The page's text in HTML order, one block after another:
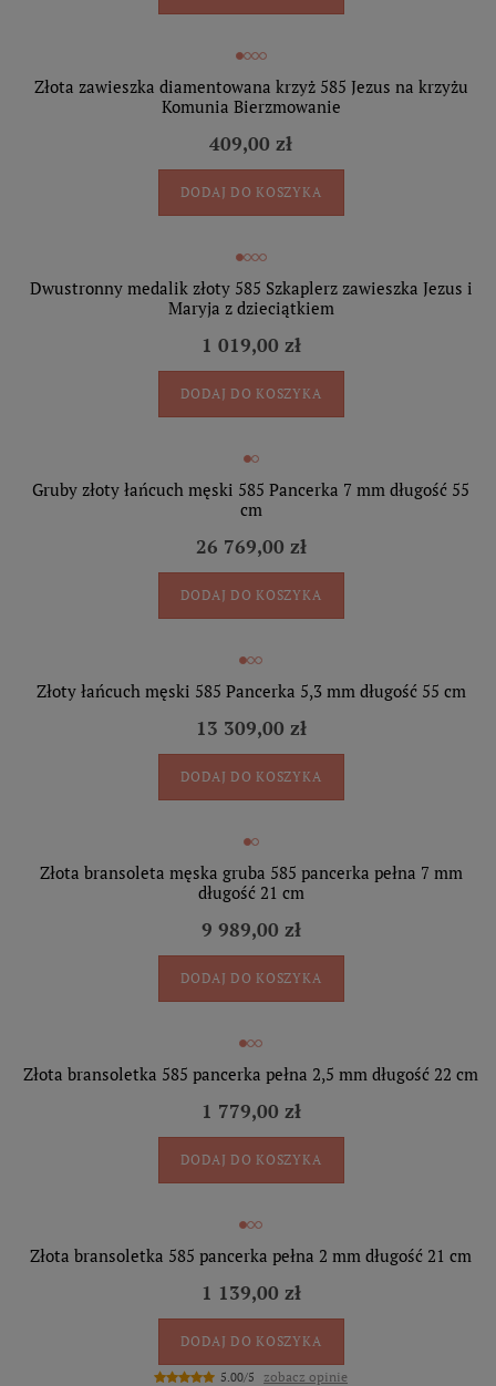
Złota zawieszka diamentowana krzyż 585 Jezus na krzyżu
Komunia Bierzmowanie
409,00 zł
DODAJ DO KOSZYKA
Dwustronny medalik złoty 585 Szkaplerz zawieszka Jezus i
Maryja z dzieciątkiem
1 019,00 zł
DODAJ DO KOSZYKA
Gruby złoty łańcuch męski 585 Pancerka 7 mm długość 55
cm
26 769,00 zł
DODAJ DO KOSZYKA
Złoty łańcuch męski 585 Pancerka 5,3 mm długość 55 cm
13 309,00 zł
DODAJ DO KOSZYKA
Złota bransoleta męska gruba 585 pancerka pełna 7 mm
długość 21 cm
9 989,00 zł
DODAJ DO KOSZYKA
Złota bransoletka 585 pancerka pełna 2,5 mm długość 22 cm
1 779,00 zł
DODAJ DO KOSZYKA
Złota bransoletka 585 pancerka pełna 2 mm długość 21 cm
1 139,00 zł
DODAJ DO KOSZYKA
5.00/5 zobacz opinie